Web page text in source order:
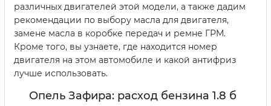
различных двигателей этой модели, а также дадим
рекомендации по выбору масла для двигателя,
замене масла в коробке передач и ремне ГРМ.
Кроме того, вы узнаете, где находится номер
двигателя на этом автомобиле и какой антифриз
лучше использовать.
Опель Зафира: расход бензина 1.8 б